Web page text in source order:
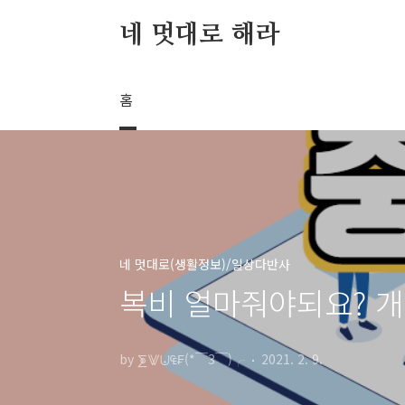
네 멋대로 해라
홈
네 멋대로(생활정보)/일상다반사
복비 얼마줘야되요?
by ⨊⨈⨄₠₣(*￣3￣)╭ 2021. 2. 9.